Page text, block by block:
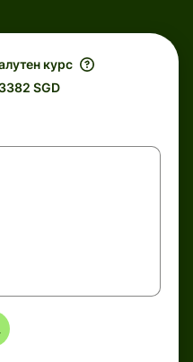
курс
SGD